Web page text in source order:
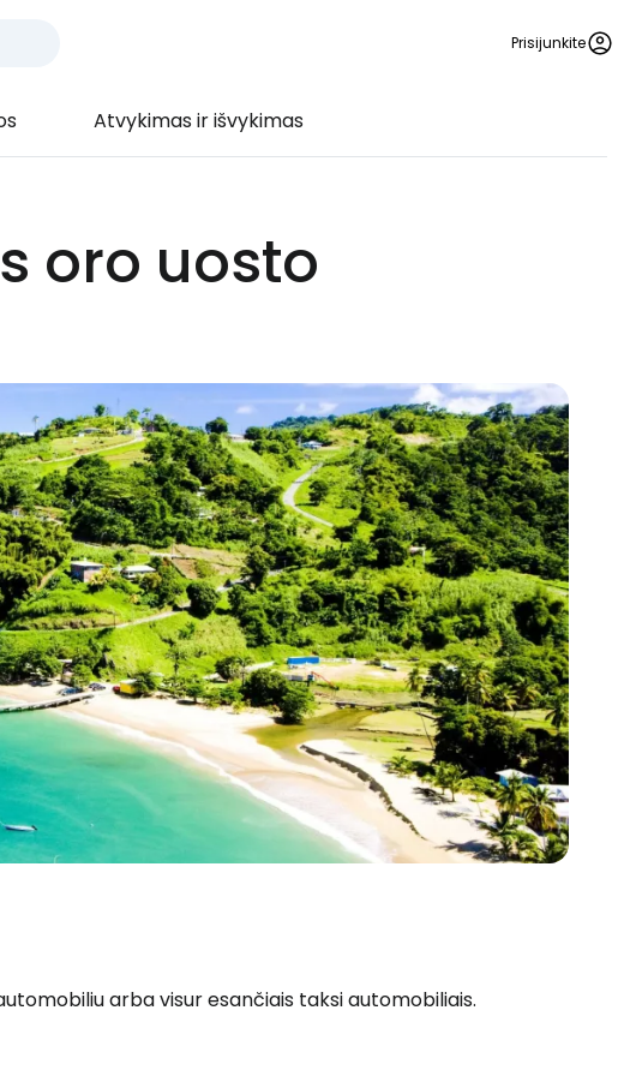
Prisijunkite
Atvykimas ir išvykimas
oro uosto
arba visur esančiais taksi automobiliais.